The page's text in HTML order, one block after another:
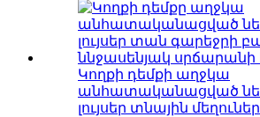
Կողքի դեմքի աղջկա
անհատականացված
լույսեր տնային